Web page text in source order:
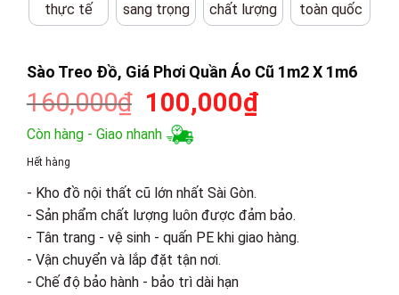
thực tế
sang trọng
chất lượng
toàn quốc
Sào Treo Đồ, Giá Phơi Quần Áo Cũ 1m2 X 1m6
160,000₫ Giá
gốc
100,000₫Giá
100,000₫.
Còn hàng - Giao nhanh
Hết hàng
- Kho đồ nội thất cũ lớn nhất Sài Gòn.
- Sản phẩm chất lượng luôn được đảm bảo.
- Tân trang - vệ sinh - quấn PE khi giao hàng.
- Vận chuyển và lắp đặt tận nơi.
- Chế độ bảo hành - bảo trì dài hạn